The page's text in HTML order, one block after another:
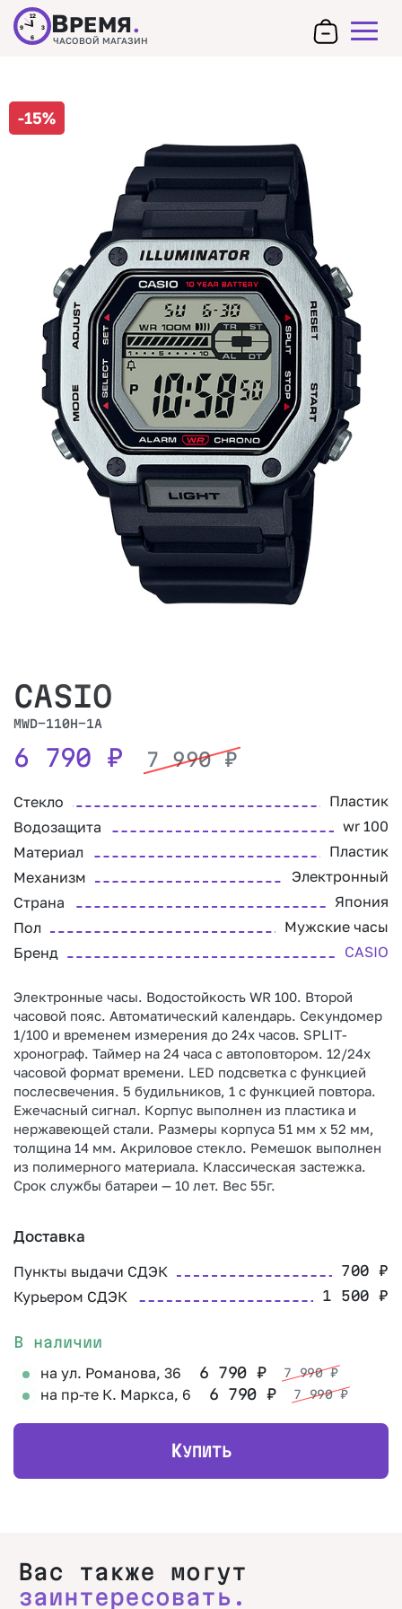
12
3
6
9 ВРЕМЯ.
ЧАСОВОЙ МАГАЗИН
-15%
CASIO
MWD-110H-1A
6 790 ₽ 7 990₽
Стекло
Пластик
Водозащита
wr 100
Материал
Пластик
Механизм
Электронный
Страна
Япония
Пол
Мужские часы
Бренд
CASIO
Электронные часы. Водостойкость WR 100. Второй
часовой пояс. Автоматический календарь. Секундомер
1/100 и временем измерения до 24х часов. SPLIT-
хронограф. Таймер на 24 часа с автоповтором. 12/24х
часовой формат времени. LED подсветка с функцией
послесвечения. 5 будильников, 1 с функцией повтора.
Ежечасный сигнал. Корпус выполнен из пластика и
нержавеющей стали. Размеры корпуса 51 мм х 52 мм,
толщина 14 мм. Акриловое стекло. Ремешок выполнен
из полимерного материала. Классическая застежка.
Срок службы батареи — 10 лет. Вес 55г.
Доставка
Пункты выдачи СДЭК 700₽
Курьером СДЭК 1 500₽
В наличии
на ул. Романова, 36 6 790 ₽ 7 990₽
на пр-те К. Маркса, 6 6 790 ₽ 7 990₽
КУПИТЬ
Вас также могут
заинтересовать.